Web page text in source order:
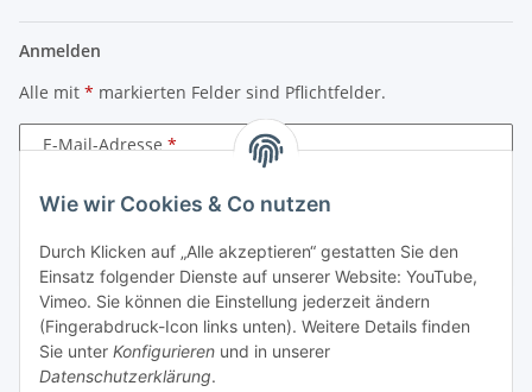
Wie wir Cookies & Co nutzen
Durch Klicken auf „Alle akzeptieren“ gestatten Sie den
Einsatz folgender Dienste auf unserer Website: YouTube,
Vimeo. Sie können die Einstellung jederzeit ändern
(Fingerabdruck-Icon links unten). Weitere Details finden
Sie unter Konfigurieren und in unserer
Datenschutzerklärung.
Anmelden
Alle mit * markierten Felder sind Pflichtfelder.
E-Mail-Adresse
Passwort
Anmelden
Passwort vergessen
Neu hier?Jetzt registrieren!